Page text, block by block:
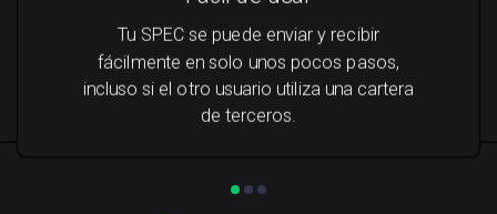
Tu SPEC se puede enviar y recibir
fácilmente en solo unos pocos pasos,
incluso si el otro usuario utiliza una cartera
de terceros.